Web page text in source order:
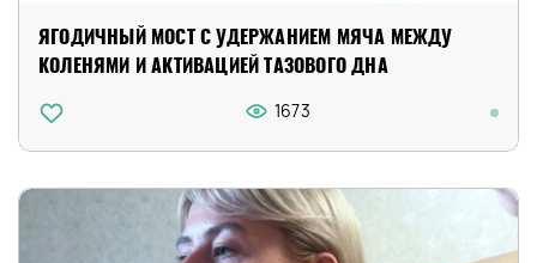
ЯГОДИЧНЫЙ МОСТ С УДЕРЖАНИЕМ МЯЧА МЕЖДУ
КОЛЕНЯМИ И АКТИВАЦИЕЙ ТАЗОВОГО ДНА
1673